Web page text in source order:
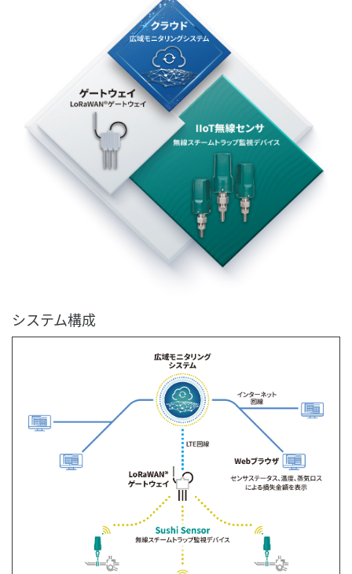
システム構成